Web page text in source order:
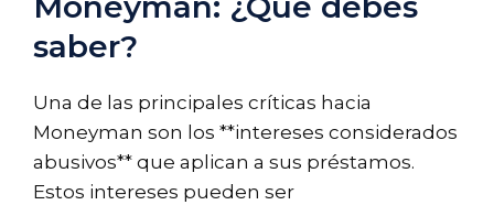
saber?
Una de las principales críticas hacia
Moneyman son los **intereses considerados
abusivos** que aplican a sus préstamos.
Estos intereses pueden ser